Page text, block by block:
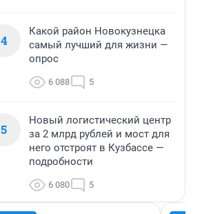
4
Какой район Новокузнецка
самый лучший для жизни —
опрос
6 088 5
5
Новый логистический центр
за 2 млрд рублей и мост для
него отстроят в Кузбассе —
подробности
6 080 5